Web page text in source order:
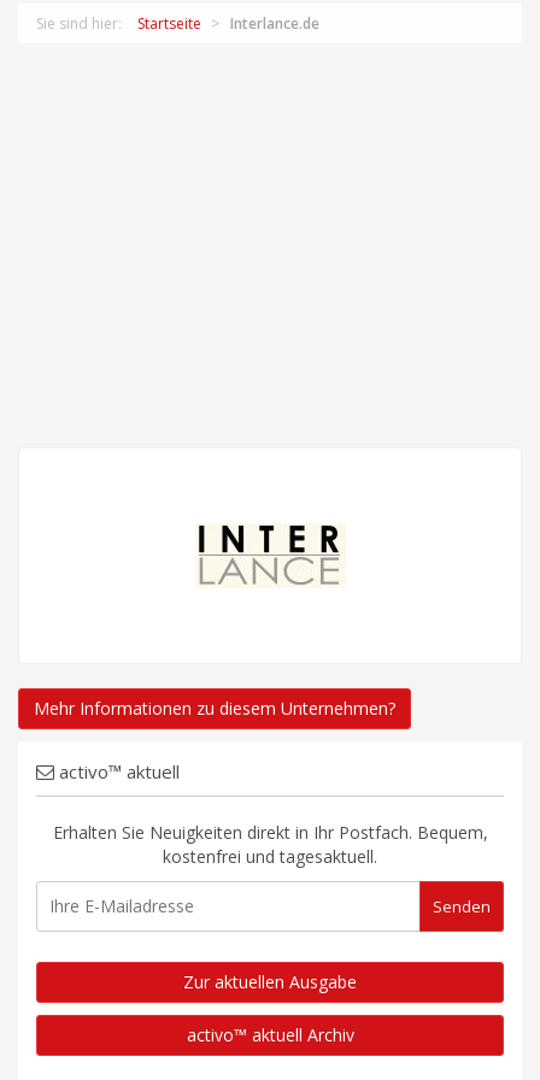
Sie sind hier: Startseite Interlance.de
Mehr Informationen zu diesem Unternehmen?
activo™ aktuell
Erhalten Sie Neuigkeiten direkt in Ihr Postfach. Bequem,
kostenfrei und tagesaktuell.
Zur aktuellen Ausgabe
activo™ aktuell Archiv